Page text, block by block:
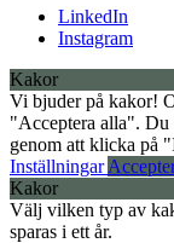
LinkedIn
Instagram
Kakor
Vi bjuder på kakor!
"Acceptera alla".
genom att klicka på
Inställningar
Kakor
Välj vilken typ av
sparas i ett år.